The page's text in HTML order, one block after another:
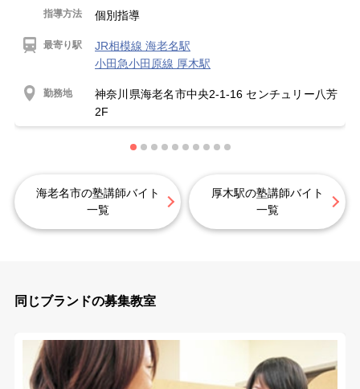
指導方法 個別指導
最寄り駅
JR相模線 海老名駅
小田急小田原線 厚木駅
勤務地
神奈川県海老名市中央2-1-16 センチュリー八芳
2F
海老名市の塾講師バイト
一覧
厚木駅の塾講師バイト
一覧
同じブランドの募集教室